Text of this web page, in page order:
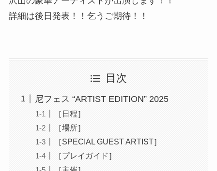
詳細は後日発表！！乞うご期待！！
目次
尼フェス “ARTIST EDITION” 2025
［日程］
［場所］
［SPECIAL GUEST ARTIST］
［プレイガイド］